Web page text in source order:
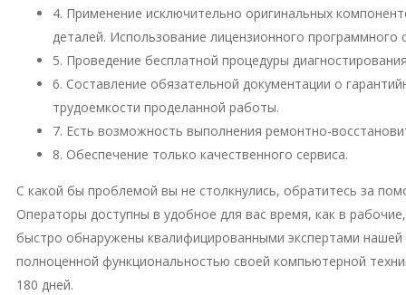
4. Применение исключительно оригинальных
деталей. Использование лицензионного
5. Проведение бесплатной процедуры
6. Составление обязательной документации о
трудоемкости проделанной работы.
7. Есть возможность выполнения ремонтно-
8. Обеспечение только качественного сервиса.
С какой бы проблемой вы не столкнулись, обратитесь за
Операторы доступны в удобное для вас время, как в
быстро обнаружены квалифицированными экспертами
полноценной функциональностью своей компьютерной
180 дней.